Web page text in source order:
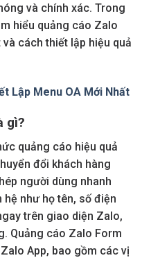
và chính xác. Trong
hiểu quảng cáo Zalo
cách thiết lập hiệu quả
Lập Menu OA Mới Nhất
gì?
quảng cáo hiệu quả
đổi khách hàng
người dùng nhanh
như họ tên, số điện
trên giao diện Zalo,
Quảng cáo Zalo Form
App, bao gồm các vị